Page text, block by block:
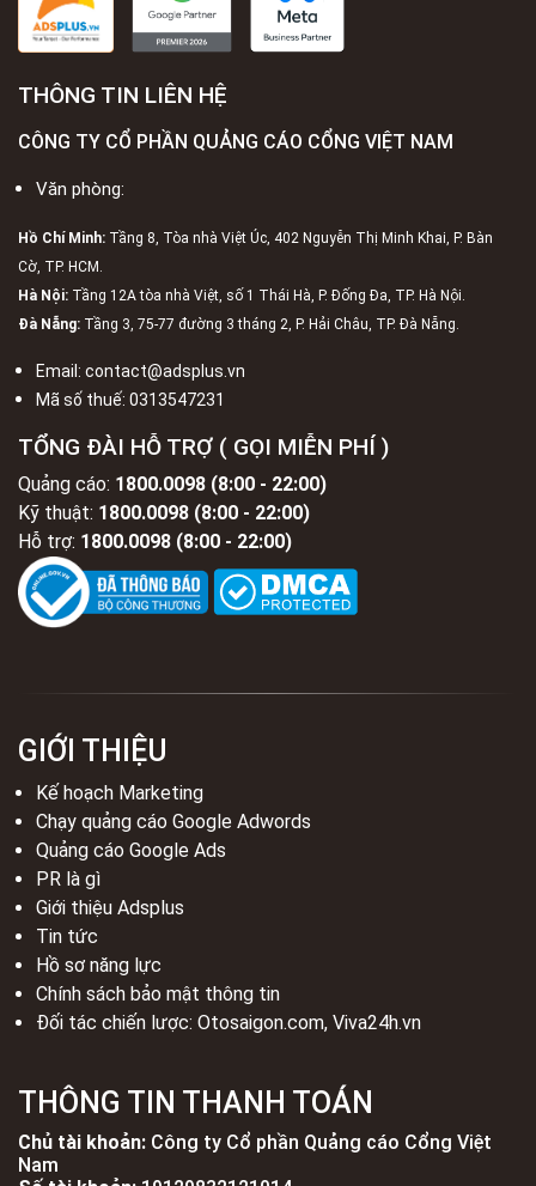
THÔNG TIN LIÊN HỆ
CÔNG TY CỔ PHẦN QUẢNG CÁO CỔNG VIỆT NAM
Văn phòng:
Hồ Chí Minh: Tầng 8, Tòa nhà Việt Úc, 402 Nguyễn Thị Minh Khai, P. Bàn
Cờ, TP. HCM.
Hà Nội: Tầng 12A tòa nhà Việt, số 1 Thái Hà, P. Đống Đa, TP. Hà Nội.
Đà Nẵng: Tầng 3, 75-77 đường 3 tháng 2, P. Hải Châu, TP. Đà Nẵng.
Email: contact@adsplus.vn
Mã số thuế: 0313547231
TỔNG ĐÀI HỖ TRỢ ( GỌI MIỄN PHÍ )
Quảng cáo: 1800.0098 (8:00 - 22:00)
Kỹ thuật: 1800.0098 (8:00 - 22:00)
Hỗ trợ: 1800.0098 (8:00 - 22:00)
GIỚI THIỆU
Kế hoạch Marketing
Chạy quảng cáo Google Adwords
Quảng cáo Google Ads
PR là gì
Giới thiệu Adsplus
Tin tức
Hồ sơ năng lực
Chính sách bảo mật thông tin
Đối tác chiến lược: Otosaigon.com, Viva24h.vn
THÔNG TIN THANH TOÁN
Chủ tài khoản: Công ty Cổ phần Quảng cáo Cổng Việt
Nam